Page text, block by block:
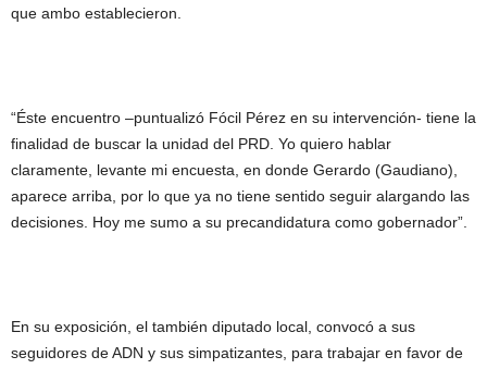
que ambo establecieron.
“Éste encuentro –puntualizó Fócil Pérez en su intervención- tiene la
finalidad de buscar la unidad del PRD. Yo quiero hablar
claramente, levante mi encuesta, en donde Gerardo (Gaudiano),
aparece arriba, por lo que ya no tiene sentido seguir alargando las
decisiones. Hoy me sumo a su precandidatura como gobernador”.
En su exposición, el también diputado local, convocó a sus
seguidores de ADN y sus simpatizantes, para trabajar en favor de